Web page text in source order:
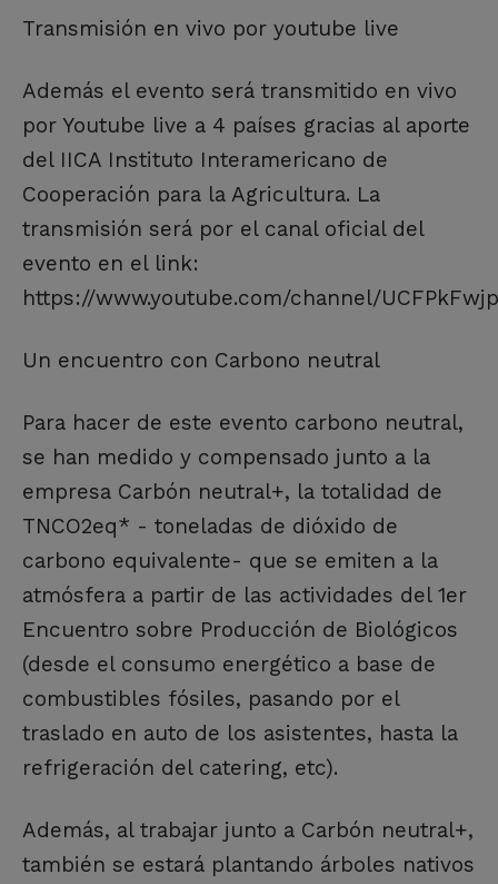
Transmisión en vivo por youtube live
Además el evento será transmitido en vivo
por Youtube live a 4 países gracias al aporte
del IICA Instituto Interamericano de
Cooperación para la Agricultura. La
transmisión será por el canal oficial del
evento en el link:
https://www.youtube.com/channel/
Un encuentro con Carbono neutral
Para hacer de este evento carbono neutral,
se han medido y compensado junto a la
empresa Carbón neutral+, la totalidad de
TNCO2eq* - toneladas de dióxido de
carbono equivalente- que se emiten a la
atmósfera a partir de las actividades del 1er
Encuentro sobre Producción de Biológicos
(desde el consumo energético a base de
combustibles fósiles, pasando por el
traslado en auto de los asistentes, hasta la
refrigeración del catering, etc).
Además, al trabajar junto a Carbón neutral+,
también se estará plantando árboles nativos